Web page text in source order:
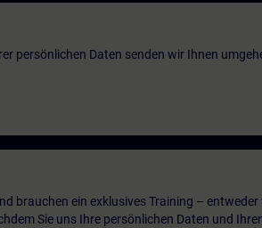
persönlichen Daten senden wir Ihnen
brauchen ein exklusives Training – entweder
Sie uns Ihre persönlichen Daten und